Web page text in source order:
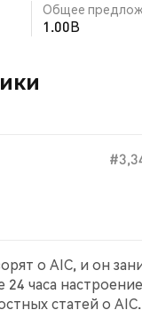
Общее
1.00B
о AIC, и он
часа
статей о